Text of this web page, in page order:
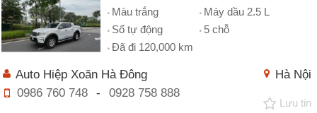
Màu trắng
Máy dầu 2.5 L
Số tự động
5 chỗ
Đã đi 120,000 km
Hà Nội
Auto Hiệp Xoăn Hà Đông
0986 760 748
- 0928 758 888
Lưu tin